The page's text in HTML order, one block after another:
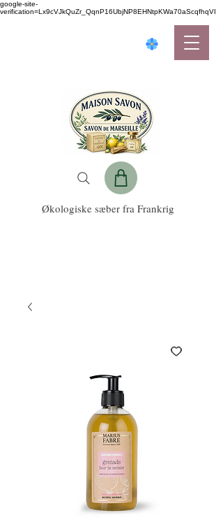
google-site-
verification=Lx9cVJkQuZr_QqnP16UbjNP8EHNtpKWa70aScqfhqVI
Økologiske sæber fra Frankrig